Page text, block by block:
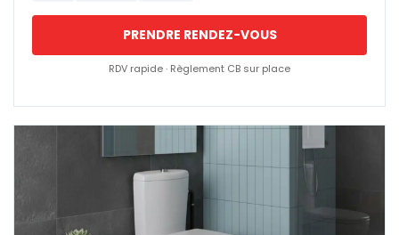
PRENDRE RENDEZ-VOUS
RDV rapide · Règlement CB sur place